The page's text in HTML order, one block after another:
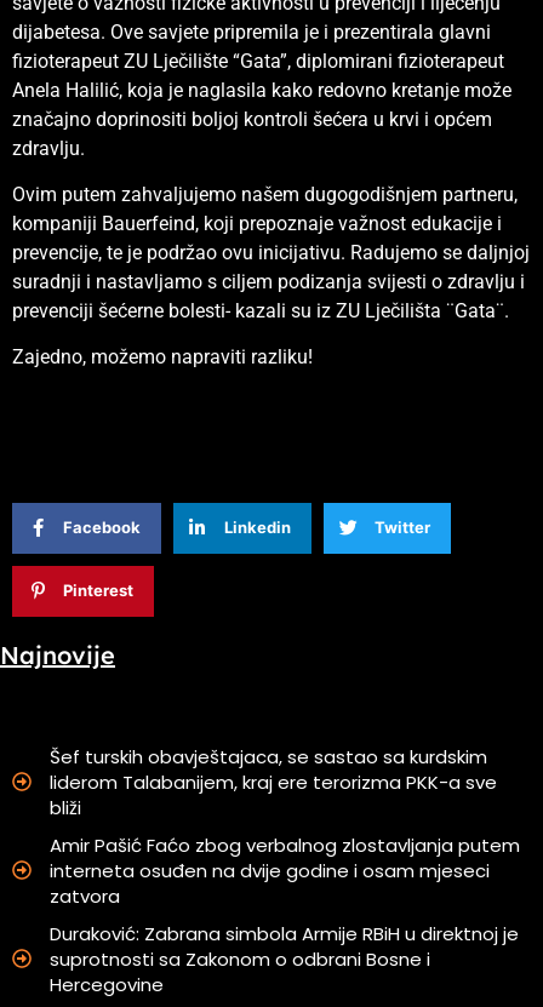
dijabetesa. Ove savjete pripremila je i prezentirala glavni
fizioterapeut ZU Lječilište “Gata”, diplomirani fizioterapeut
Anela Halilić, koja je naglasila kako redovno kretanje može
značajno doprinositi boljoj kontroli šećera u krvi i općem
zdravlju.
Ovim putem zahvaljujemo našem dugogodišnjem partneru,
kompaniji Bauerfeind, koji prepoznaje važnost edukacije i
prevencije, te je podržao ovu inicijativu. Radujemo se daljnjoj
suradnji i nastavljamo s ciljem podizanja svijesti o zdravlju i
prevenciji šećerne bolesti- kazali su iz ZU Lječilišta ¨Gata¨.
Zajedno, možemo napraviti razliku!
Facebook Linkedin Twitter
Pinterest
Najnovije
Šef turskih obavještajaca, se sastao sa kurdskim
liderom Talabanijem, kraj ere terorizma PKK-a sve
bliži
Amir Pašić Faćo zbog verbalnog zlostavljanja putem
interneta osuđen na dvije godine i osam mjeseci
zatvora
Duraković: Zabrana simbola Armije RBiH u direktnoj je
suprotnosti sa Zakonom o odbrani Bosne i
Hercegovine